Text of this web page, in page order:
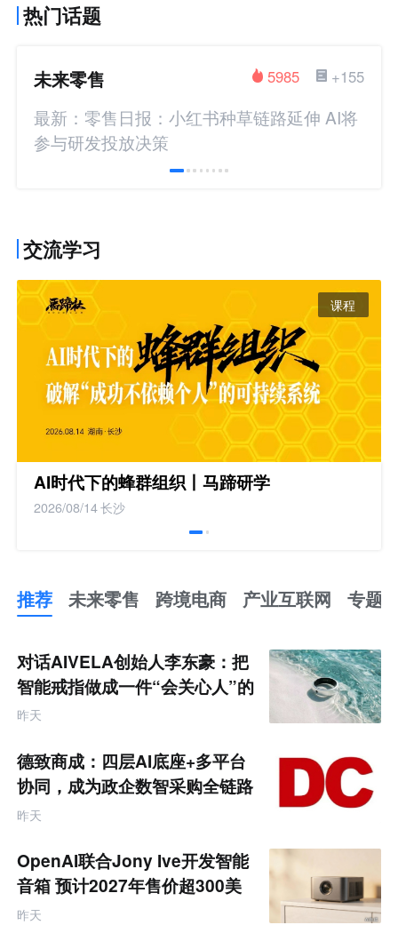
热门话题
未来零售 +155
5985
最新：零售日报：小红书种草链路延伸 AI将
参与研发投放决策
交流学习
课程
AI时代下的蜂群组织丨马蹄研学
2026/08/14长沙
推荐 未来零售 跨境电商 产业互联网 专题
来
零
售
跨
境
商
产
业
互
联
网
对话AIVELA创始人李东豪：把
智能戒指做成一件“会关心人”的
饰品
昨天
德致商成：四层AI底座+多平台
协同，成为政企数智采购全链路
服务商
昨天
OpenAI联合Jony Ive开发智能
音箱 预计2027年售价超300美
元
昨天